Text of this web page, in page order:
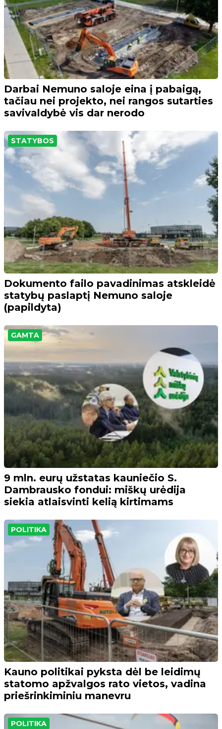
Darbai Nemuno saloje eina į pabaigą,
tačiau nei projekto, nei rangos sutarties
savivaldybė vis dar nerodo
STATYBOS
Dokumento failo pavadinimas atskleidė
statybų paslaptį Nemuno saloje
(papildyta)
GAMTA
9 mln. eurų užstatas kauniečio S.
Dambrausko fondui: miškų urėdija
siekia atlaisvinti kelią kirtimams
POLITIKA
Kauno politikai pyksta dėl be leidimų
statomo apžvalgos rato vietos, vadina
priešrinkiminiu manevru
POLITIKA